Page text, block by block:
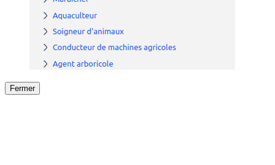
Fermer